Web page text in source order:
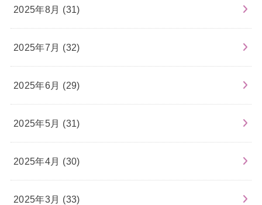
2025年8月 (31)
2025年7月 (32)
2025年6月 (29)
2025年5月 (31)
2025年4月 (30)
2025年3月 (33)